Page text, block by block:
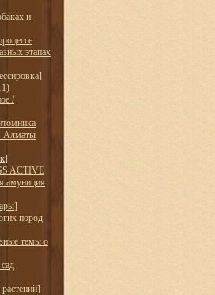
и
этапах
]
/
]
ACTIVE
амуниция
]
пород
темы о
]